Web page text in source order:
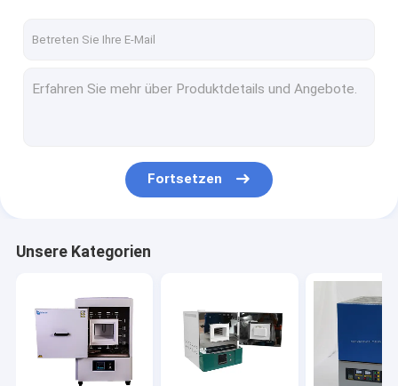
Labormuffelofen
Hochtemperaturschleiföfen
Vakuummuffelfen
industrielle Schmelzofen
Wärmebehandlungs-Ofen
Fortsetzen
Unsere Kategorien